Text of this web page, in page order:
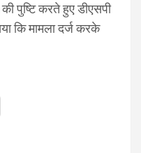
पुष्टि करते हुए डीएसपी
कि मामला दर्ज करके